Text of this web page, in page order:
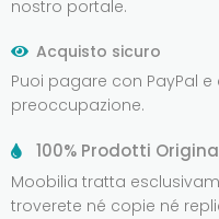
nostro portale.
Acquisto sicuro
Puoi pagare con PayPal
preoccupazione.
100% Prodotti
Moobilia tratta
troverete né copie né